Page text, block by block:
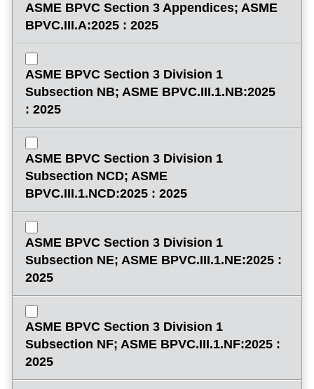
ASME BPVC Section 3 Appendices; ASME
BPVC.III.A:2025 : 2025
ASME BPVC Section 3 Division 1
Subsection NB; ASME BPVC.III.1.NB:2025
: 2025
ASME BPVC Section 3 Division 1
Subsection NCD; ASME
BPVC.III.1.NCD:2025 : 2025
ASME BPVC Section 3 Division 1
Subsection NE; ASME BPVC.III.1.NE:2025 :
2025
ASME BPVC Section 3 Division 1
Subsection NF; ASME BPVC.III.1.NF:2025 :
2025